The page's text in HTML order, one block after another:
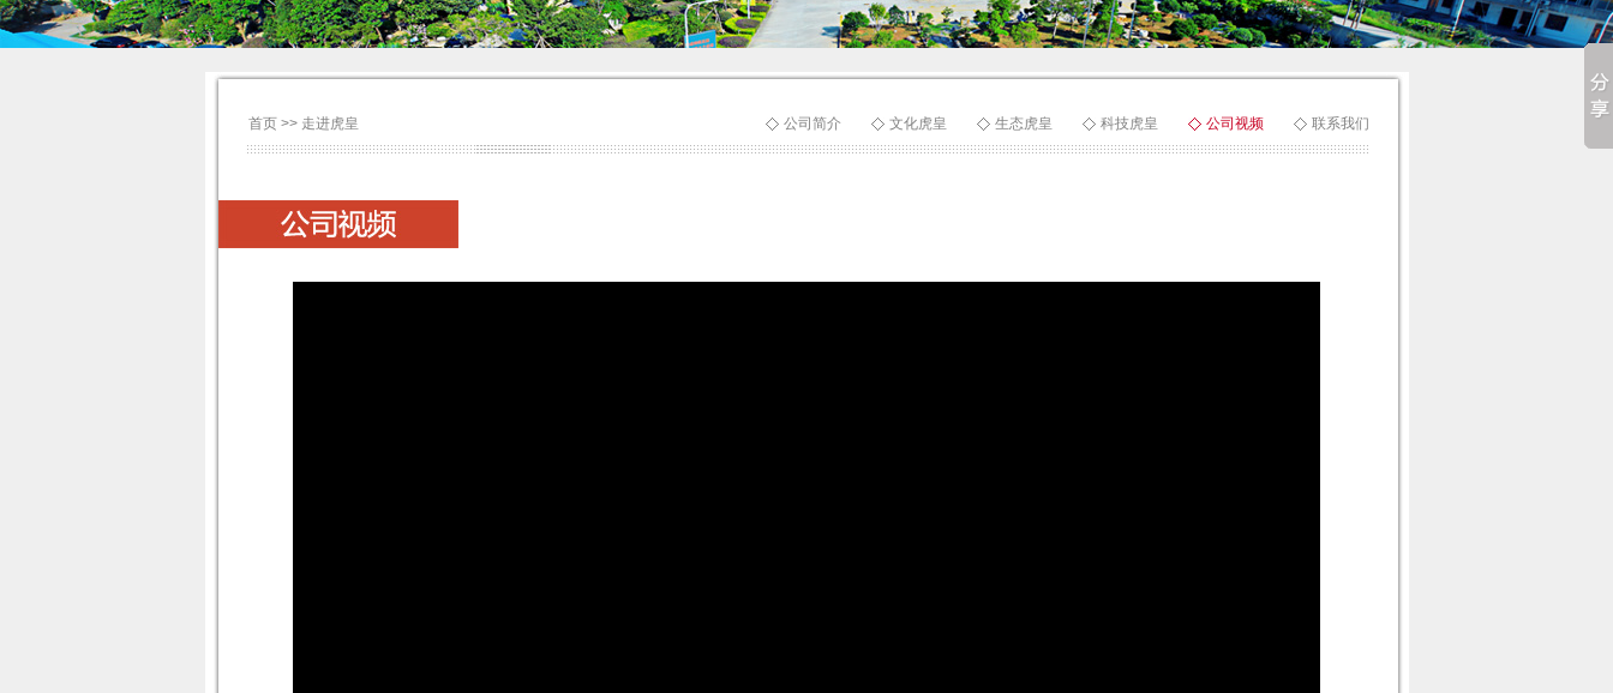
首页 >> 走进虎皇 公司简介 文化虎皇 生态虎皇 科技虎皇 公司视频 联系我们